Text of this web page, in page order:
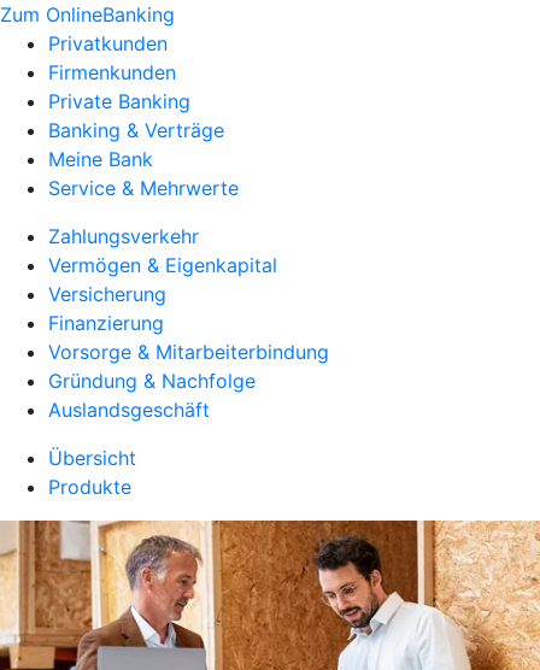
Zum OnlineBanking
Privatkunden
Firmenkunden
Private Banking
Banking & Verträge
Meine Bank
Service & Mehrwerte
Zahlungsverkehr
Vermögen & Eigenkapital
Versicherung
Finanzierung
Vorsorge & Mitarbeiterbindung
Gründung & Nachfolge
Auslandsgeschäft
Übersicht
Produkte